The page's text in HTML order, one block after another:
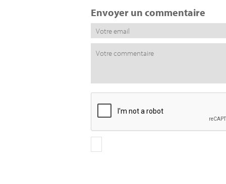
Envoyer un commentaire